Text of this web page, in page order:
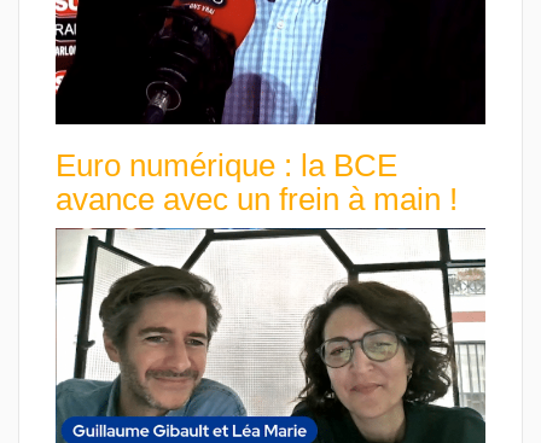
Euro numérique : la BCE
avance avec un frein à main !